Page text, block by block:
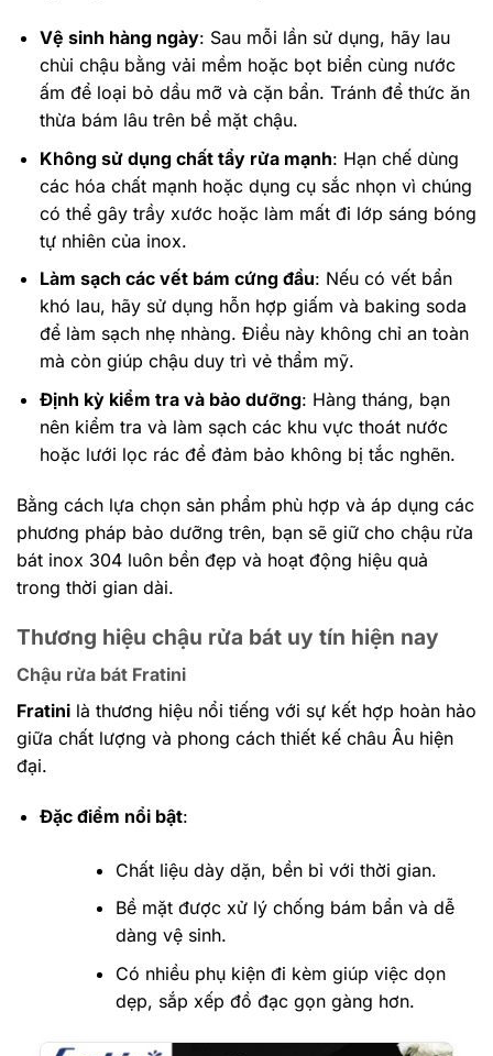
Vệ sinh hàng ngày: Sau mỗi lần sử dụng, hãy lau
chùi chậu bằng vải mềm hoặc bọt biển cùng nước
ấm để loại bỏ dầu mỡ và cặn bẩn. Tránh để thức ăn
thừa bám lâu trên bề mặt chậu.
Không sử dụng chất tẩy rửa mạnh: Hạn chế dùng
các hóa chất mạnh hoặc dụng cụ sắc nhọn vì chúng
có thể gây trầy xước hoặc làm mất đi lớp sáng bóng
tự nhiên của inox.
Làm sạch các vết bám cứng đầu: Nếu có vết bẩn
khó lau, hãy sử dụng hỗn hợp giấm và baking soda
để làm sạch nhẹ nhàng. Điều này không chỉ an toàn
mà còn giúp chậu duy trì vẻ thẩm mỹ.
Định kỳ kiểm tra và bảo dưỡng: Hàng tháng, bạn
nên kiểm tra và làm sạch các khu vực thoát nước
hoặc lưới lọc rác để đảm bảo không bị tắc nghẽn.
Bằng cách lựa chọn sản phẩm phù hợp và áp dụng các
phương pháp bảo dưỡng trên, bạn sẽ giữ cho chậu rửa
bát inox 304 luôn bền đẹp và hoạt động hiệu quả
trong thời gian dài.
Thương hiệu chậu rửa bát uy tín hiện nay
Chậu rửa bát Fratini
Fratini là thương hiệu nổi tiếng với sự kết hợp hoàn hảo
giữa chất lượng và phong cách thiết kế châu Âu hiện
đại.
Đặc điểm nổi bật:
Chất liệu dày dặn, bền bỉ với thời gian.
Bề mặt được xử lý chống bám bẩn và dễ
dàng vệ sinh.
Có nhiều phụ kiện đi kèm giúp việc dọn
dẹp, sắp xếp đồ đạc gọn gàng hơn.